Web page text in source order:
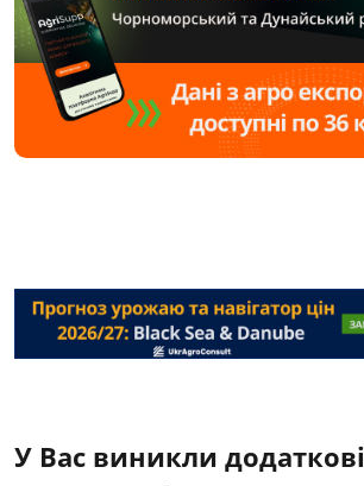
У Вас виникли додаткові